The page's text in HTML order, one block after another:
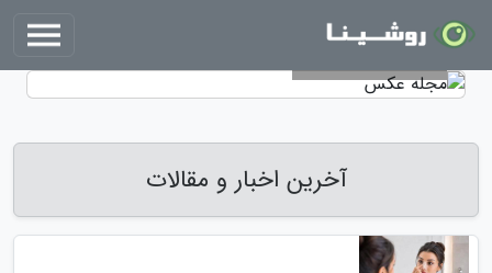
مجله عکس
آخرین اخبار و مقالات